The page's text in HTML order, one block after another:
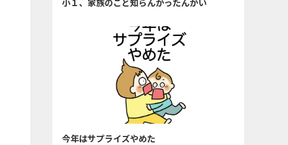
小１、家族のこと知らんかったんかい
今年はサプライズやめた